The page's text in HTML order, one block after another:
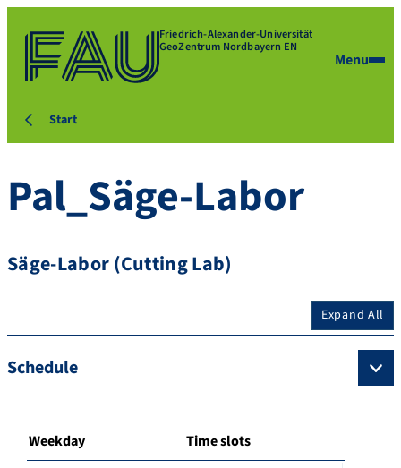
Friedrich-Alexander-Universität
GeoZentrum Nordbayern EN
Menu
Start
Pal_Säge-Labor
Säge-Labor (Cutting Lab)
Expand All
Schedule
Weekday Time slots